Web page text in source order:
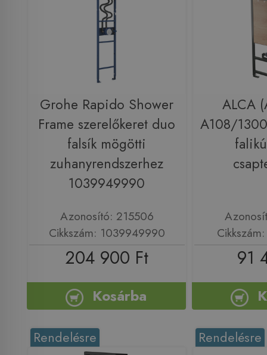
Grohe Rapido Shower
Frame szerelőkeret duo
falsík mögötti
zuhanyrendszerhez
1039949990
Azonosító: 215506
Cikkszám: 1039949990
204 900 Ft
Kosárba
ALCA
A108/
91
Rendelésre Rendelésre